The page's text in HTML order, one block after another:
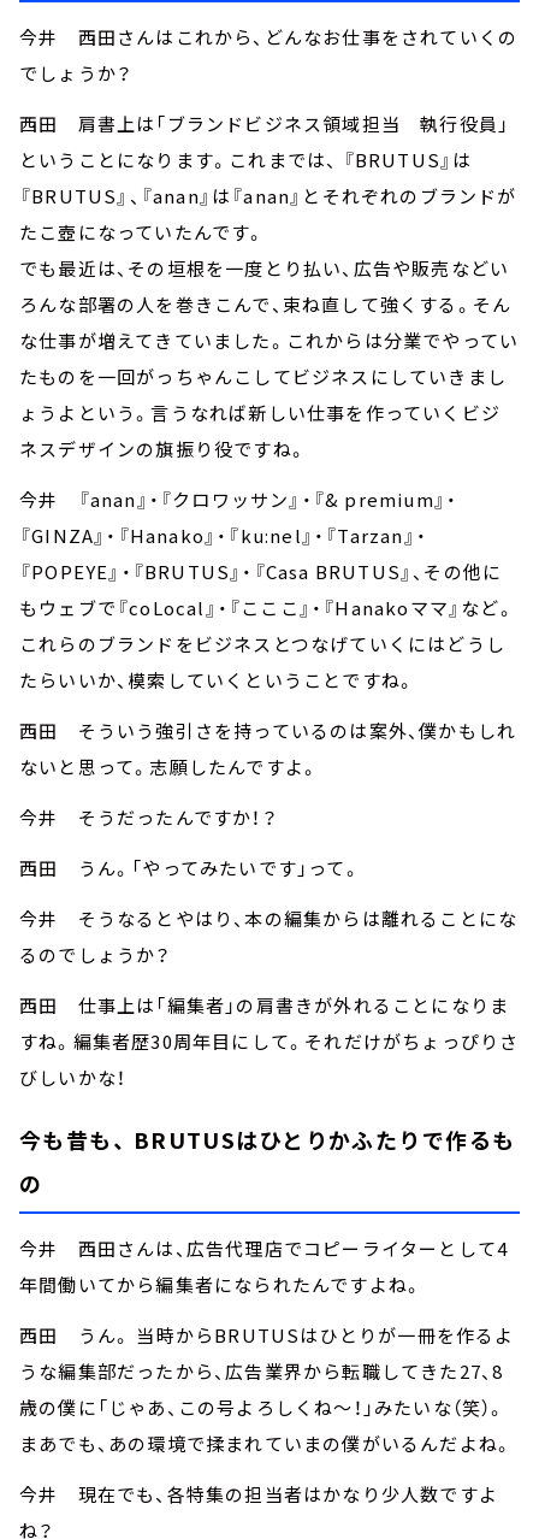
今井 西田さんはこれから、どんなお仕事をされていくの
でしょうか？
西田 肩書上は「ブランドビジネス領域担当 執行役員」
ということになります。これまでは、 『BRUTUS』は
『BRUTUS』、『anan』は『anan』とそれぞれのブランドが
たこ壺になっていたんです。
でも最近は、その垣根を一度とり払い、広告や販売などい
ろんな部署の人を巻きこんで、束ね直して強くする。そん
な仕事が増えてきていました。これからは分業でやってい
たものを一回がっちゃんこしてビジネスにしていきまし
ょうよという。言うなれば新しい仕事を作っていくビジ
ネスデザインの旗振り役ですね。
今井 『anan』・『クロワッサン』・『& premium』・
『GINZA』・『Hanako』・『ku:nel』・『Tarzan』・
『POPEYE』・『BRUTUS』・『Casa BRUTUS』、その他に
もウェブで『coLocal』・『こここ』・『Hanakoママ』など。
これらのブランドをビジネスとつなげていくにはどうし
たらいいか、模索していくということですね。
西田 そういう強引さを持っているのは案外、僕かもしれ
ないと思って。志願したんですよ。
今井 そうだったんですか！？
西田 うん。「やってみたいです」って。
今井 そうなるとやはり、本の編集からは離れることにな
るのでしょうか？
西田 仕事上は「編集者」の肩書きが外れることになりま
すね。編集者歴30周年目にして。それだけがちょっぴりさ
びしいかな！
今も昔も、 BRUTUSはひとりかふたりで作るも
の
今井 西田さんは、広告代理店でコピーライターとして4
年間働いてから編集者になられたんですよね。
西田 うん。 当時からBRUTUSはひとりが一冊を作るよ
うな編集部だったから、広告業界から転職してきた27、8
歳の僕に「じゃあ、この号よろしくね～！」みたいな（笑）。
まあでも、あの環境で揉まれていまの僕がいるんだよね。
今井 現在でも、各特集の担当者はかなり少人数ですよ
ね？